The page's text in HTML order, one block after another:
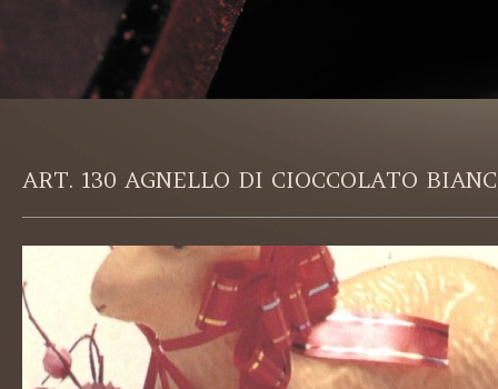
ART. 130 AGNELLO DI CIOCCOLATO